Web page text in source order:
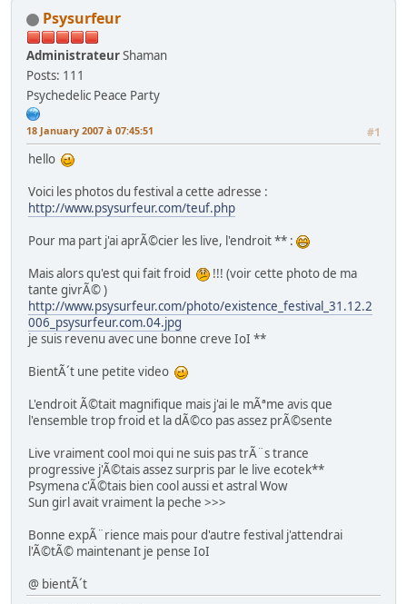
Psysurfeur
AdministrateurShaman
Posts: 111
Psychedelic Peace Party
18 January 2007 à 07:45:51 #1
hello
Voici les photos du festival a cette adresse :
http://www.psysurfeur.com/teuf.php
Pour ma part j'ai aprÃ©cier les live, l'endroit ** :
Mais alors qu'est qui fait froid
!!! (voir cette photo de ma
tante givrÃ© )
http://www.psysurfeur.com/photo/existence_festival_31.12.2
006_psysurfeur.com.04.jpg
je suis revenu avec une bonne creve IoI **
BientÃ´t une petite video
L'endroit Ã©tait magnifique mais j'ai le mÃªme avis que
l'ensemble trop froid et la dÃ©co pas assez prÃ©sente
Live vraiment cool moi qui ne suis pas trÃ¨s trance
progressive j'Ã©tais assez surpris par le live ecotek**
Psymena c'Ã©tais bien cool aussi et astral Wow
Sun girl avait vraiment la peche >>>
Bonne expÃ¨rience mais pour d'autre festival j'attendrai
l'Ã©tÃ© maintenant je pense IoI
@ bientÃ´t